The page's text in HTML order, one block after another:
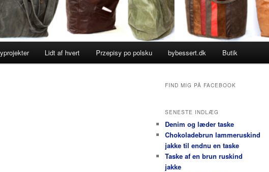
Lidt af hvert Przepisy po polsku bybessert.dk Butik
FIND MIG PÅ FACEBOOK
SENESTE INDLÆG
Denim og læder taske
Chokoladebrun lammeruskind
jakke til endnu en taske
Taske af en brun ruskind
jakke